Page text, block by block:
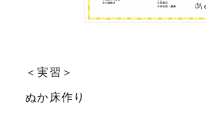
＜実習＞
ぬか床作り